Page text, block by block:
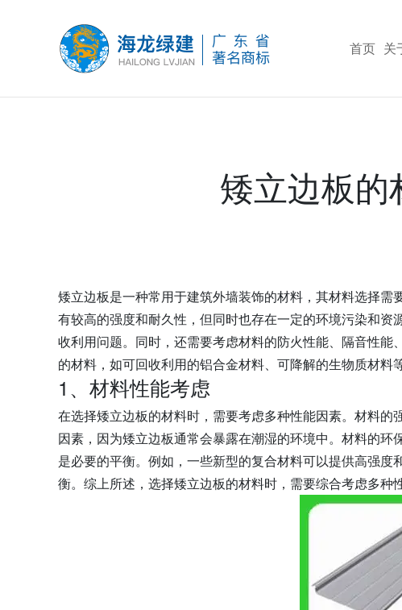
首页 关
矮立边板
矮立边板是一种常用于建筑外墙装饰的材料，其材料选择
有较高的强度和耐久性，但同时也存在一定的环境污染和
收利用问题。同时，还需要考虑材料的防火性能、隔音性
的材料，如可回收利用的铝合金材料、可降解的生物质材料
1、材料性能考虑
在选择矮立边板的材料时，需要考虑多种性能因素。材料
因素，因为矮立边板通常会暴露在潮湿的环境中。材料的
是必要的平衡。例如，一些新型的复合材料可以提供高强
衡。综上所述，选择矮立边板的材料时，需要综合考虑多种